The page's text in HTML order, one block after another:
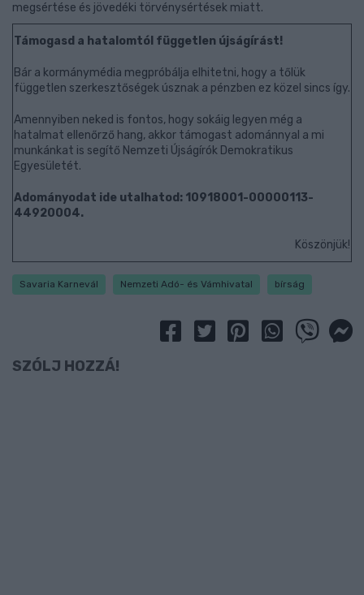
megsértése és jövedéki törvénysértések miatt.
Támogasd a hatalomtól független újságírást!
Bár a kormánymédia megpróbálja elhitetni, hogy a tőlük
független szerkesztőségek úsznak a pénzben ez közel sincs így.
Amennyiben neked is fontos, hogy sokáig legyen még a
hatalmat ellenőrző hang, akkor támogast adománnyal a mi
munkánkat is segítő Nemzeti Újságírók Demokratikus
Egyesületét.
Adományodat ide utalhatod: 10918001-00000113-
44920004.
Köszönjük!
Savaria Karnevál Nemzeti Adó- és Vámhivatal bírság
SZÓLJ HOZZÁ!